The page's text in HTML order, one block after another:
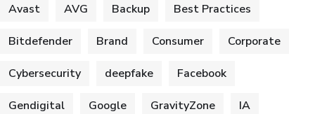
Avast AVG Backup Best Practices
Bitdefender Brand Consumer Corporate
Cybersecurity deepfake Facebook
Gendigital Google GravityZone IA